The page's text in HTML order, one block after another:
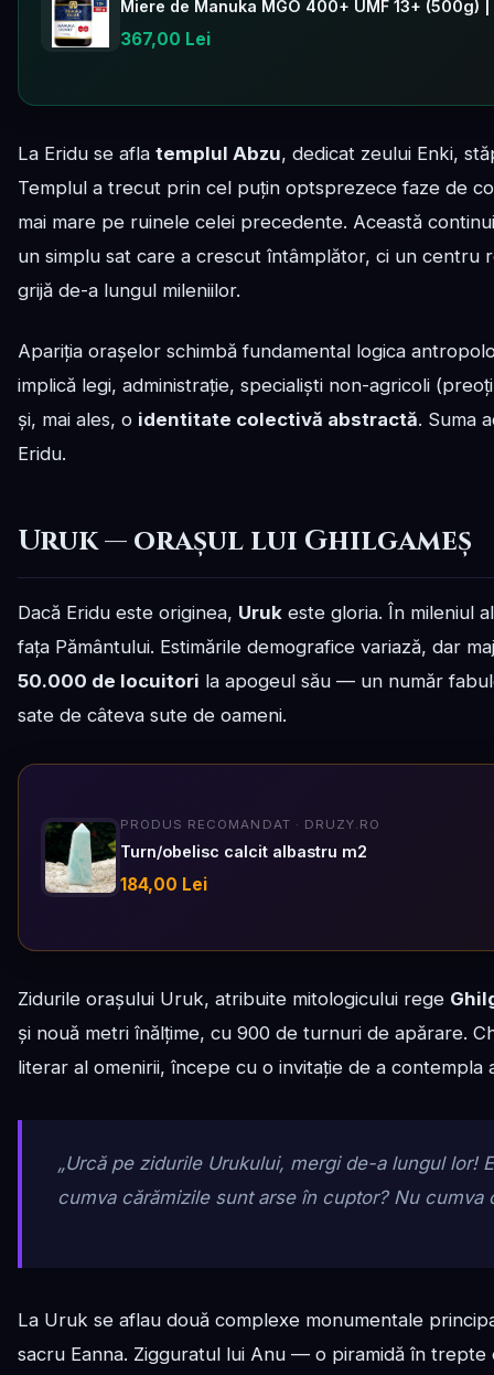
Miere de Manuka MGO 400+ UMF 13+ (500g)
367,00 Lei
La Eridu se afla templul Abzu, dedicat zeului Enki,
Templul a trecut prin cel puțin optsprezece faze de
mai mare pe ruinele celei precedente. Această
un simplu sat care a crescut întâmplător, ci un centru
grijă de-a lungul mileniilor.
Apariția orașelor schimbă fundamental logica
implică legi, administrație, specialiști non-agricoli
și, mai ales, o identitate colectivă abstractă. Suma
Eridu.
Uruk — orașul lui Ghilgameș
Dacă Eridu este originea, Uruk este gloria. În mileniul
fața Pământului. Estimările demografice variază, dar
50.000 de locuitori la apogeul său — un număr
sate de câteva sute de oameni.
PRODUS RECOMANDAT · DRUZY.RO
Turn/obelisc calcit albastru m2
184,00 Lei
Zidurile orașului Uruk, atribuite mitologicului rege
și nouă metri înălțime, cu 900 de turnuri de apărare.
literar al omenirii, începe cu o invitație de a contempla
„Urcă pe zidurile Urukului, mergi de-a lungul lor!
cumva cărămizile sunt arse în cuptor? Nu cumva
La Uruk se aflau două complexe monumentale
sacru Eanna. Zigguratul lui Anu — o piramidă în